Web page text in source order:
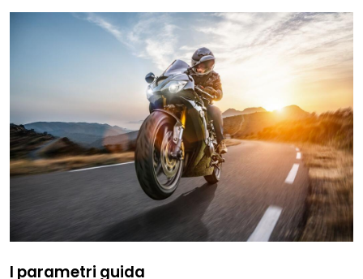
I parametri guida